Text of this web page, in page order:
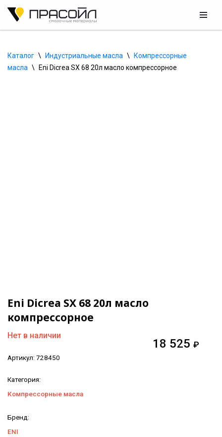
содержимому
Каталог \ Индустриальные масла \
Компрессорные
масла \ Eni Dicrea SX 68 20л масло компрессорное
Eni Dicrea SX 68 20л масло
компрессорное
18 525 ₽
Нет в наличии
Артикул: 728450
Категория:
Компрессорные масла
Бренд:
ENI